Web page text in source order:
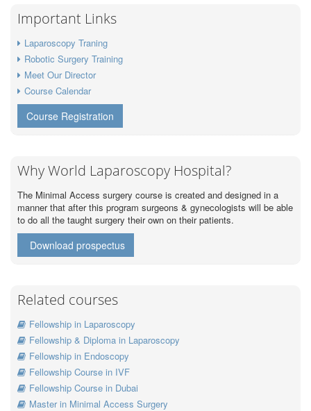
Important Links
Laparoscopy Traning
Robotic Surgery Training
Meet Our Director
Course Calendar
Course Registration
Why World Laparoscopy Hospital?
The Minimal Access surgery course is created and designed in a
manner that after this program surgeons & gynecologists will be able
to do all the taught surgery their own on their patients.
Download prospectus
Related courses
Fellowship in Laparoscopy
Fellowship & Diploma in Laparoscopy
Fellowship in Endoscopy
Fellowship Course in IVF
Fellowship Course in Dubai
Master in Minimal Access Surgery